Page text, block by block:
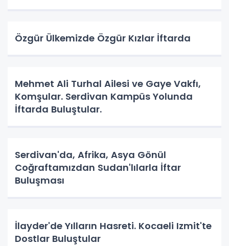
Özgür Ülkemizde Özgür Kızlar İftarda
Mehmet Ali Turhal Ailesi ve Gaye Vakfı,
Komşular. Serdivan Kampüs Yolunda
İftarda Buluştular.
Serdivan'da, Afrika, Asya Gönül
Coğraftamızdan Sudan'lılarla İftar
Buluşması
İlayder'de Yılların Hasreti. Kocaeli Izmit'te
Dostlar Buluştular